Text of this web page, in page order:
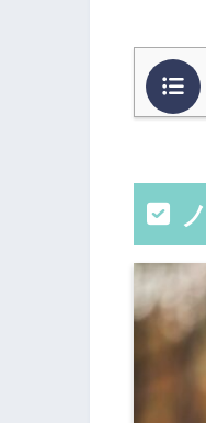
目次